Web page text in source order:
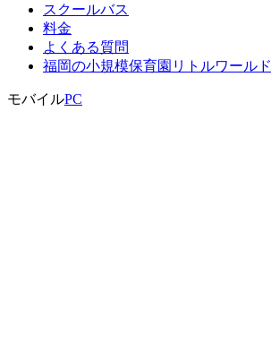
スクールバス
料金
よくある質問
福岡の小規模保育園リトルワールド
モバイルPC